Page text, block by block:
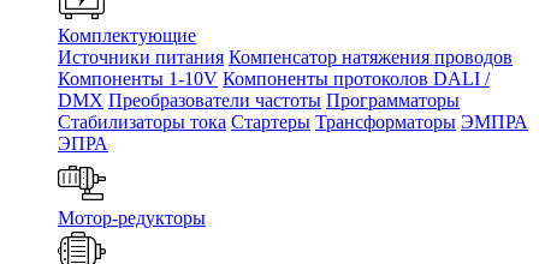
Комплектующие
Источники питания Компенсатор натяжения проводов
Компоненты 1-10V Компоненты протоколов DALI /
DMX Преобразователи частоты Программаторы
Стабилизаторы тока Стартеры Трансформаторы ЭМПРА
ЭПРА
Мотор-редукторы